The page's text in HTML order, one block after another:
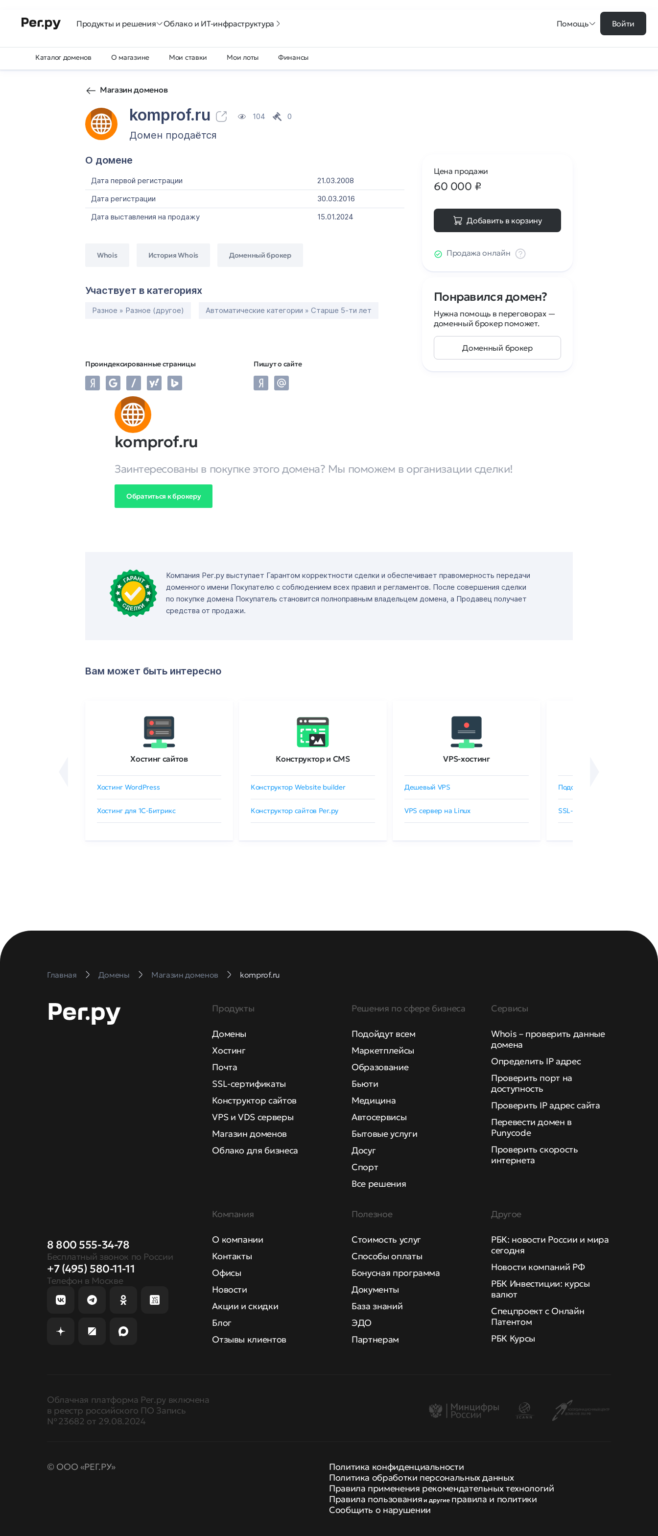
Продукты и решения Облако и ИТ-инфраструктура Помощь Войти
Каталог доменов О магазине Мои ставки Мои лоты Финансы
Магазин доменов
komprof.ru 104 0
Домен продаётся
О домене
Дата первой регистрации
21.03.2008
Дата регистрации
30.03.2016
Дата выставления на продажу
15.01.2024
Whois История Whois Доменный брокер
Участвует в категориях
Разное » Разное (другое) Автоматические категории » Старше 5-ти лет
Проиндексированные страницы Пишут о сайте
Цена продажи
60 000 ₽
Добавить в корзину
Продажа онлайн
Понравился домен?
Нужна помощь в переговорах —
доменный брокер поможет.
Доменный брокер
komprof.ru
Заинтересованы в покупке этого домена? Мы поможем в организации сделки!
Обратиться к брокеру
Компания Рег.ру выступает Гарантом корректности сделки и обеспечивает правомерность передачи
доменного имени Покупателю с соблюдением всех правил и регламентов. После совершения сделки
по покупке домена Покупатель становится полноправным владельцем домена, а Продавец получает
средства от продажи.
Вам может быть интересно
Хостинг сайтов
Хостинг WordPress
Хостинг для 1C-Битрикс
Конструктор и CMS
Конструктор Website builder
Конструктор сайтов Рег.ру
VPS-хостинг
Дешевый VPS
VPS сервер на Linux
Подобрать SSL-сертификат
SSL-сертификаты GlobalSign
Главная Домены Магазин доменов komprof.ru
8 800 555-34-78
Бесплатный звонок по России
+7 (495) 580-11-11
Телефон в Москве
Продукты
Домены
Хостинг
Почта
SSL-сертификаты
Конструктор сайтов
VPS и VDS серверы
Магазин доменов
Облако для бизнеса
Решения по сфере бизнеса
Подойдут всем
Маркетплейсы
Образование
Бьюти
Медицина
Автосервисы
Бытовые услуги
Досуг
Спорт
Все решения
Сервисы
Whois – проверить данные
домена
Определить IP адрес
Проверить порт на
доступность
Проверить IP адрес сайта
Перевести домен в
Punycode
Проверить скорость
интернета
Компания
О компании
Контакты
Офисы
Новости
Акции и скидки
Блог
Отзывы клиентов
Полезное
Стоимость услуг
Способы оплаты
Бонусная программа
Документы
База знаний
ЭДО
Партнерам
Другое
РБК: новости России и мира
сегодня
Новости компаний РФ
РБК Инвестиции: курсы
валют
Спецпроект с Онлайн
Патентом
РБК Курсы
Облачная платформа Рег.ру включена
в реестр российского ПО Запись
№ 23682 от 29.08.2024
© ООО «РЕГ.РУ»
Политика конфиденциальности
Политика обработки персональных данных
Правила применения рекомендательных технологий
Правила пользования и другие правила и политики
Сообщить о нарушении